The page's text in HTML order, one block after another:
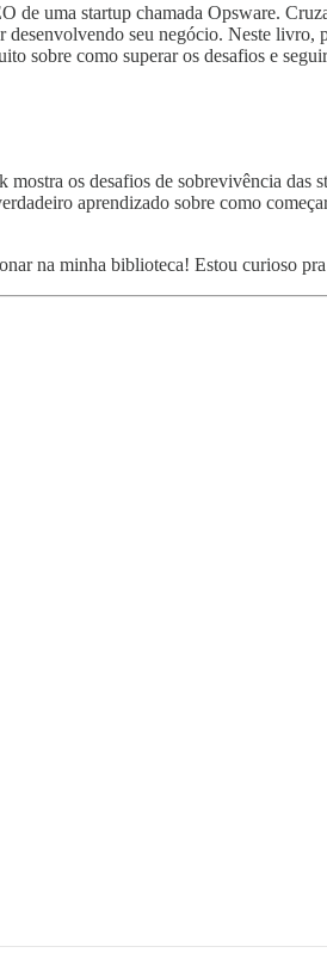
uma startup chamada Opsware.
seu negócio. Neste livro,
sobre como superar os desafios e
os desafios de sobrevivência das
aprendizado sobre como
na minha biblioteca! Estou curioso